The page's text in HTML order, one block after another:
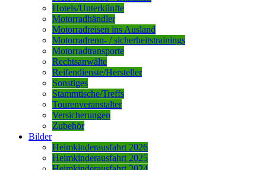
Hotels/Unterkünfte
Motorradhändler
Motorradreisen ins Ausland
Motorradrenn- / sicherheitstrainings
Motorradtransporte
Rechtsanwälte
Reifendienste/Hersteller
Sonstiges
Stammtische/Treffs
Tourenveranstalter
Versicherungen
Zubehör
Bilder
Heimkinderausfahrt 2026
Heimkinderausfahrt 2025